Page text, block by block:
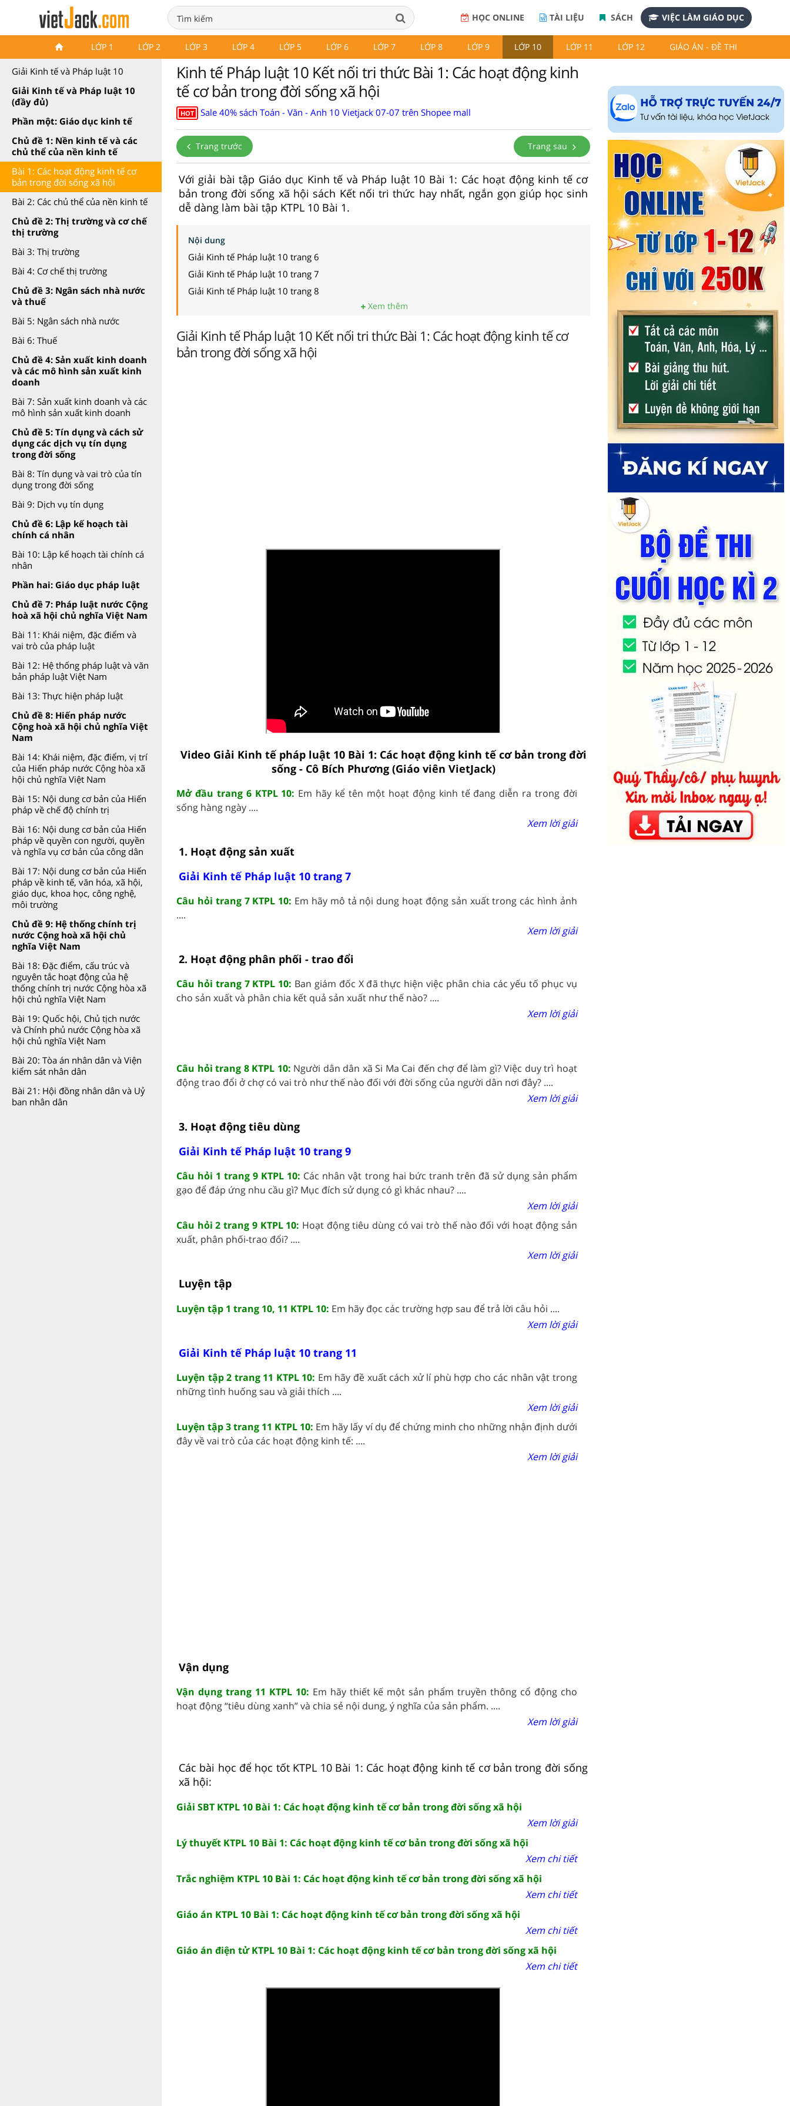
HỌC ONLINE TÀI LIỆU SÁCH VIỆC LÀM GIÁO DỤC
LỚP 1 LỚP 2 LỚP 3 LỚP 4 LỚP 5 LỚP 6 LỚP 7 LỚP 8 LỚP 9 LỚP 10 LỚP 11 LỚP 12 GIÁO ÁN - ĐỀ THI
Kinh tế và Pháp luật 10 Kết nối
Giải Kinh tế và Pháp luật 10
Giải Kinh tế và Pháp luật 10
(đầy đủ)
Phần một: Giáo dục kinh tế
Chủ đề 1: Nền kinh tế và các
chủ thể của nền kinh tế
Bài 1: Các hoạt động kinh tế cơ
bản trong đời sống xã hội
Bài 2: Các chủ thể của nền kinh tế
Chủ đề 2: Thị trường và cơ chế
thị trường
Bài 3: Thị trường
Bài 4: Cơ chế thị trường
Chủ đề 3: Ngân sách nhà nước
và thuế
Bài 5: Ngân sách nhà nước
Bài 6: Thuế
Chủ đề 4: Sản xuất kinh doanh
và các mô hình sản xuất kinh
doanh
Bài 7: Sản xuất kinh doanh và các
mô hình sản xuất kinh doanh
Chủ đề 5: Tín dụng và cách sử
dụng các dịch vụ tín dụng
trong đời sống
Bài 8: Tín dụng và vai trò của tín
dụng trong đời sống
Bài 9: Dịch vụ tín dụng
Chủ đề 6: Lập kế hoạch tài
chính cá nhân
Bài 10: Lập kế hoạch tài chính cá
nhân
Phần hai: Giáo dục pháp luật
Chủ đề 7: Pháp luật nước Cộng
hoà xã hội chủ nghĩa Việt Nam
Bài 11: Khái niệm, đặc điểm và
vai trò của pháp luật
Bài 12: Hệ thống pháp luật và văn
bản pháp luật Việt Nam
Bài 13: Thực hiện pháp luật
Chủ đề 8: Hiến pháp nước
Cộng hoà xã hội chủ nghĩa Việt
Nam
Bài 14: Khái niệm, đặc điểm, vị trí
của Hiến pháp nước Cộng hòa xã
hội chủ nghĩa Việt Nam
Bài 15: Nội dung cơ bản của Hiến
pháp về chế độ chính trị
Bài 16: Nội dung cơ bản của Hiến
pháp về quyền con người, quyền
và nghĩa vụ cơ bản của công dân
Bài 17: Nội dung cơ bản của Hiến
pháp về kinh tế, văn hóa, xã hội,
giáo dục, khoa học, công nghệ,
môi trường
Chủ đề 9: Hệ thống chính trị
nước Cộng hoà xã hội chủ
nghĩa Việt Nam
Bài 18: Đặc điểm, cấu trúc và
nguyên tắc hoạt động của hệ
thống chính trị nước Cộng hòa xã
hội chủ nghĩa Việt Nam
Bài 19: Quốc hội, Chủ tịch nước
và Chính phủ nước Cộng hòa xã
hội chủ nghĩa Việt Nam
Bài 20: Tòa án nhân dân và Viện
kiểm sát nhân dân
Bài 21: Hội đồng nhân dân và Uỷ
ban nhân dân
Kinh tế Pháp luật 10 Kết nối tri thức Bài 1: Các hoạt động kinh
tế cơ bản trong đời sống xã hội
HOT Sale 40% sách Toán - Văn - Anh 10 Vietjack 07-07 trên Shopee mall
Trang trước Trang sau
Với giải bài tập Giáo dục Kinh tế và Pháp luật 10 Bài 1: Các hoạt động kinh tế cơ
bản trong đời sống xã hội sách Kết nối tri thức hay nhất, ngắn gọn giúp học sinh
dễ dàng làm bài tập KTPL 10 Bài 1.
Nội dung
Giải Kinh tế Pháp luật 10 trang 6
Giải Kinh tế Pháp luật 10 trang 7
Giải Kinh tế Pháp luật 10 trang 8
Xem thêm
Giải Kinh tế Pháp luật 10 Kết nối tri thức Bài 1: Các hoạt động kinh tế cơ
bản trong đời sống xã hội
Video Giải Kinh tế pháp luật 10 Bài 1: Các hoạt động kinh tế cơ bản trong đời
sống - Cô Bích Phương (Giáo viên VietJack)
Mở đầu trang 6 KTPL 10: Em hãy kể tên một hoạt động kinh tế đang diễn ra trong đời
sống hàng ngày ....
Xem lời giải
1. Hoạt động sản xuất
Giải Kinh tế Pháp luật 10 trang 7
Câu hỏi trang 7 KTPL 10: Em hãy mô tả nội dung hoạt động sản xuất trong các hình ảnh
....
Xem lời giải
2. Hoạt động phân phối - trao đổi
Câu hỏi trang 7 KTPL 10: Ban giám đốc X đã thực hiện việc phân chia các yếu tố phục vụ
cho sản xuất và phân chia kết quả sản xuất như thế nào? ....
Xem lời giải
Câu hỏi trang 8 KTPL 10: Người dân dân xã Si Ma Cai đến chợ để làm gì? Việc duy trì hoạt
động trao đổi ở chợ có vai trò như thế nào đối với đời sống của người dân nơi đây? ....
Xem lời giải
3. Hoạt động tiêu dùng
Giải Kinh tế Pháp luật 10 trang 9
Câu hỏi 1 trang 9 KTPL 10: Các nhân vật trong hai bức tranh trên đã sử dụng sản phẩm
gạo để đáp ứng nhu cầu gì? Mục đích sử dụng có gì khác nhau? ....
Xem lời giải
Câu hỏi 2 trang 9 KTPL 10: Hoạt động tiêu dùng có vai trò thế nào đối với hoạt động sản
xuất, phân phối-trao đổi? ....
Xem lời giải
Luyện tập
Luyện tập 1 trang 10, 11 KTPL 10: Em hãy đọc các trường hợp sau để trả lời câu hỏi ....
Xem lời giải
Giải Kinh tế Pháp luật 10 trang 11
Luyện tập 2 trang 11 KTPL 10: Em hãy đề xuất cách xử lí phù hợp cho các nhân vật trong
những tình huống sau và giải thích ....
Xem lời giải
Luyện tập 3 trang 11 KTPL 10: Em hãy lấy ví dụ để chứng minh cho những nhận định dưới
đây về vai trò của các hoạt động kinh tế: ....
Xem lời giải
Vận dụng
Vận dụng trang 11 KTPL 10: Em hãy thiết kế một sản phẩm truyền thông cổ động cho
hoạt động “tiêu dùng xanh” và chia sẻ nội dung, ý nghĩa của sản phẩm. ....
Xem lời giải
Các bài học để học tốt KTPL 10 Bài 1: Các hoạt động kinh tế cơ bản trong đời sống
xã hội:
Giải SBT KTPL 10 Bài 1: Các hoạt động kinh tế cơ bản trong đời sống xã hội
Xem lời giải
Lý thuyết KTPL 10 Bài 1: Các hoạt động kinh tế cơ bản trong đời sống xã hội
Xem chi tiết
Trắc nghiệm KTPL 10 Bài 1: Các hoạt động kinh tế cơ bản trong đời sống xã hội
Xem chi tiết
Giáo án KTPL 10 Bài 1: Các hoạt động kinh tế cơ bản trong đời sống xã hội
Xem chi tiết
Giáo án điện tử KTPL 10 Bài 1: Các hoạt động kinh tế cơ bản trong đời sống xã hội
Xem chi tiết